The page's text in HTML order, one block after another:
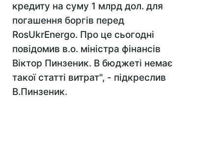
кредиту на суму 1 млрд дол. для
погашення боргів перед
RosUkrEnergo. Про це сьогодні
повідомив в.о. міністра фінансів
Віктор Пинзеник. В бюджеті немає
такої статті витрат", - підкреслив
В.Пинзеник.